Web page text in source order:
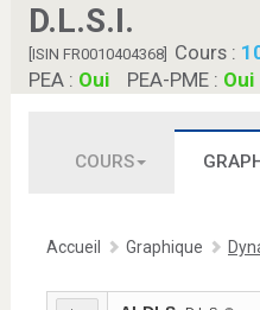
D.L.S.I.
[ISIN FR0010404368] Cours :
PEA : Oui PEA-PME : Oui
COURS
Accueil Graphique